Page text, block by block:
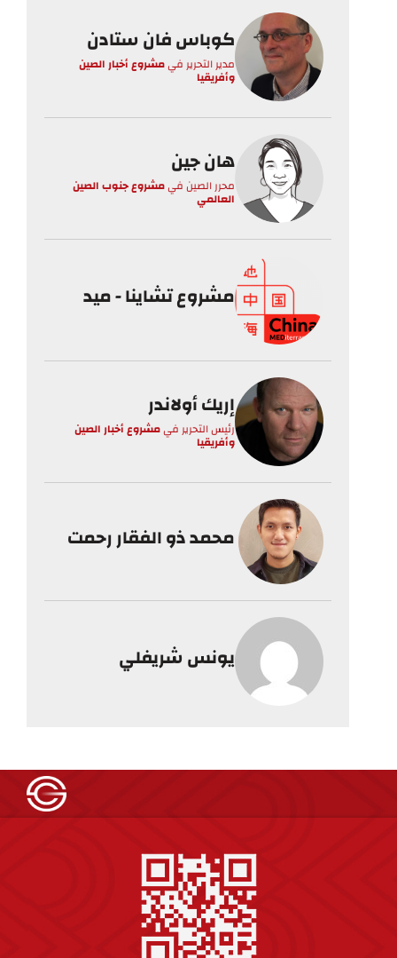
كوباس فان ستادن
مدير التحرير فيمشروع أخبار الصين
وأفريقيا
هان جين
محرر الصينفيمشروع جنوب الصين
العالمي
مشروع تشاينا - ميد
إريك أولاندر
رئيس التحرير فيمشروع أخبار الصين
وأفريقيا
محمد ذو الفقار رحمت
يونس شريفلي